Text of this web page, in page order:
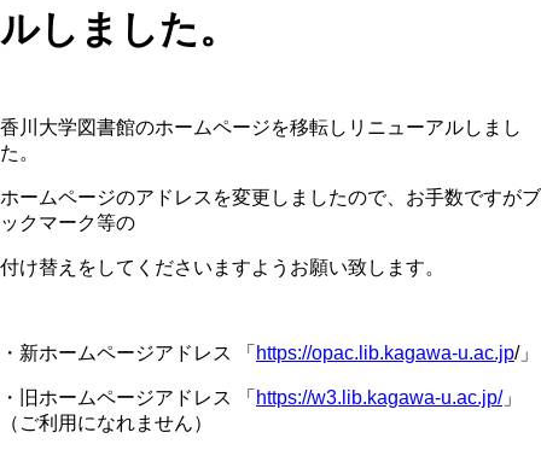
ルしました。
香川大学図書館のホームページを移転しリニューアルしまし
た。
ホームページのアドレスを変更しましたので、お手数ですがブ
ックマーク等の
付け替えをしてくださいますようお願い致します。
・新ホームページアドレス 「 https://opac.lib.kagawa-u.ac.jp/」
・旧ホームページアドレス 「 https://w3.lib.kagawa-u.ac.jp/」
（ご利用になれません）